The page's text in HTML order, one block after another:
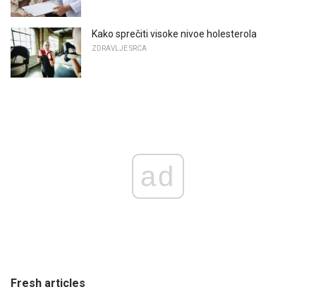
Kako sprečiti visoke nivoe holesterola
ZDRAVLJE SRCA
ad
Fresh articles